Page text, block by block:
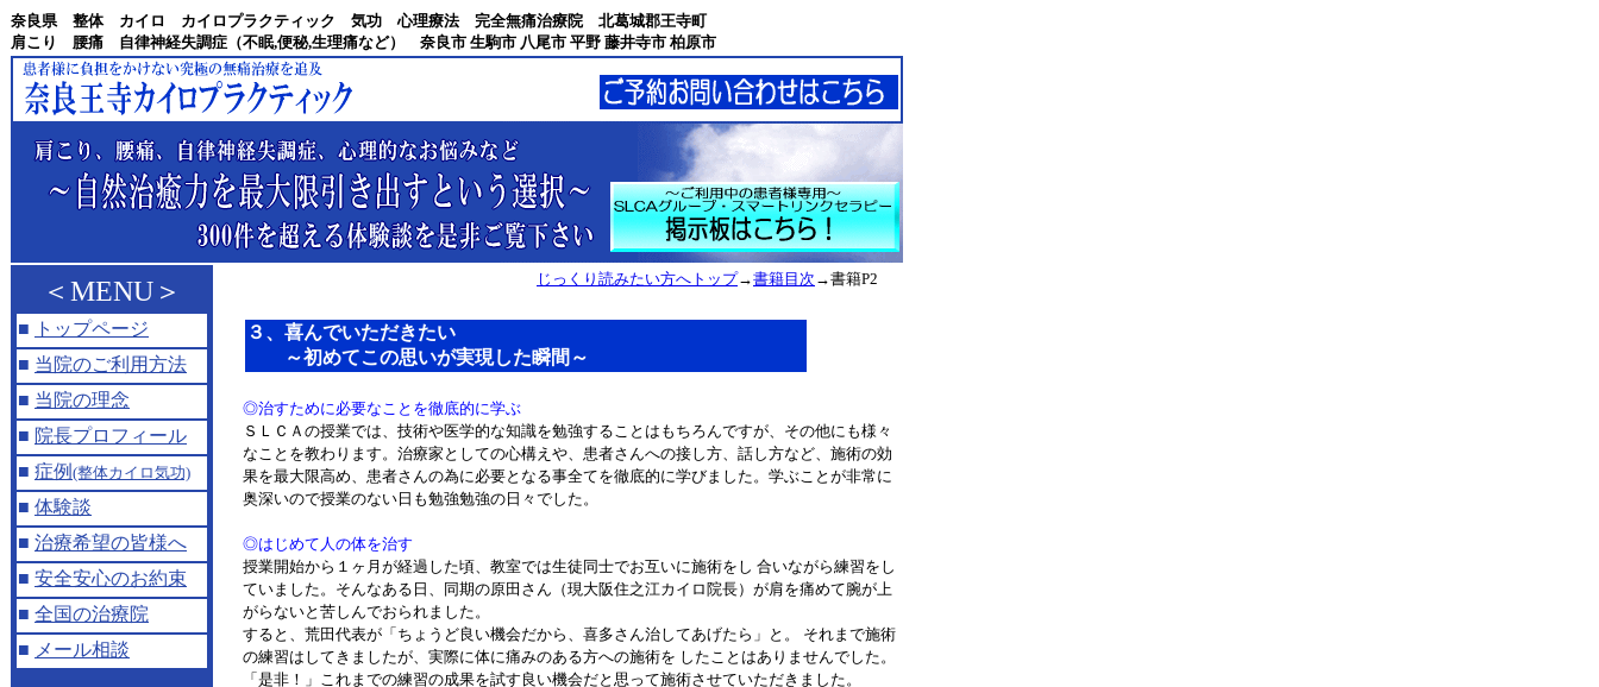
奈良県 整体 カイロ カイロプラクティック 気功 心理療法 完全無痛治療院 北葛城郡王寺町
肩こり 腰痛 自律神経失調症（不眠,便秘,生理痛など） 奈良市 生駒市 八尾市 平野 藤井寺市 柏原市
＜MENU＞
■
トップページ
■ 当院のご利用方法
■ 当院の理念
■ 院長プロフィール
■ 症例 (整体カイロ気功)
■ 体験談
■ 治療希望の皆様へ
■ 安全安心のお約束
■ 全国の治療院
■ メール相談
じっくり読みたい方へトップ→書籍目次 →書籍P2
３、喜んでいただきたい
～初めてこの思いが実現した瞬間～
◎治すために必要なことを徹底的に学ぶ
ＳＬＣＡの授業では、技術や医学的な知識を勉強することはもちろんですが、その他にも様々
なことを教わります。治療家としての心構えや、患者さんへの接し方、話し方など、施術の効
果を最大限高め、患者さんの為に必要となる事全てを徹底的に学びました。学ぶことが非常に
奥深いので授業のない日も勉強勉強の日々でした。
◎はじめて人の体を治す
授業開始から１ヶ月が経過した頃、教室では生徒同士でお互いに施術をし 合いながら練習をし
ていました。そんなある日、同期の原田さん（現大阪住之江カイロ院長）が肩を痛めて腕が上
がらないと苦しんでおられました。
すると、荒田代表が「ちょうど良い機会だから、喜多さん治してあげたら」と。 それまで施術
の練習はしてきましたが、実際に体に痛みのある方への施術を したことはありませんでした。
「是非！」これまでの練習の成果を試す良い機会だと思って施術させていただきました。